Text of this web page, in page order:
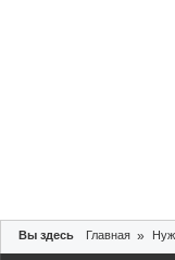
Вы здесь Главная »